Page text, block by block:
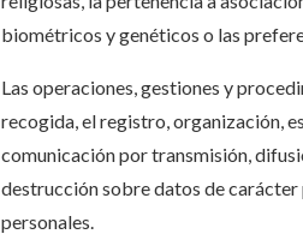
biométricos y genéticos o las
Las operaciones, gestiones y
recogida, el registro, organización,
comunicación por transmisión,
destrucción sobre datos de
personales.